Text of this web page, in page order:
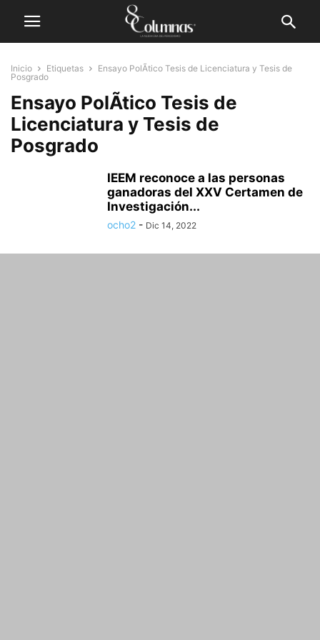
Inicio Etiquetas
Ensayo PolÃ­tico Tesis de Licenciatura y Tesis de
Posgrado
Ensayo PolÃ­tico Tesis de
Licenciatura y Tesis de
Posgrado
IEEM reconoce a las personas
ganadoras del XXV Certamen de
Investigación...
ocho2 - Dic 14, 2022